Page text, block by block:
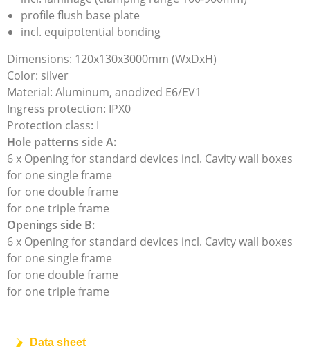
profile flush base plate
incl. equipotential bonding
Dimensions: 120x130x3000mm (WxDxH)
Color: silver
Material: Aluminum, anodized E6/EV1
Ingress protection: IPX0
Protection class: I
Hole patterns side A:
6 x Opening for standard devices incl. Cavity wall boxes
for one single frame
for one double frame
for one triple frame
Openings side B:
6 x Opening for standard devices incl. Cavity wall boxes
for one single frame
for one double frame
for one triple frame
Data sheet